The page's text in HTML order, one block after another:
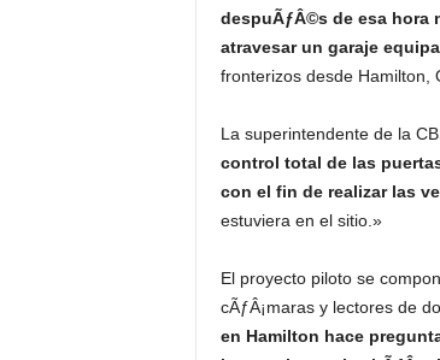
despuÃƒÂ©s de esa hora
atravesar un garaje
fronterizos desde Hamilton,
La superintendente de la
control total de las
con el fin de realizar las
estuviera en el sitio.»
El proyecto piloto se
cÃƒÂ¡maras y lectores de
en Hamilton hace